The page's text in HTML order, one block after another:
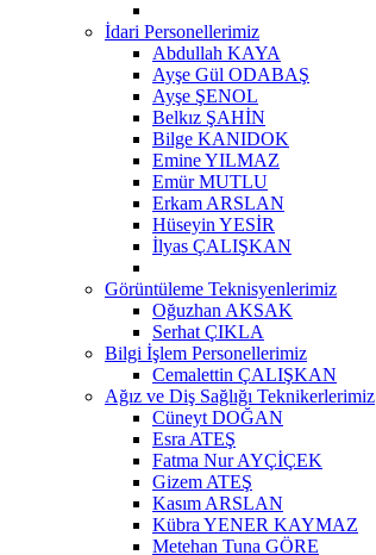
İdari Personellerimiz
Abdullah KAYA
Ayşe Gül ODABAŞ
Ayşe ŞENOL
Belkız ŞAHİN
Bilge KANIDOK
Emine YILMAZ
Emür MUTLU
Erkam ARSLAN
Hüseyin YESİR
İlyas ÇALIŞKAN
Görüntüleme Teknisyenlerimiz
Oğuzhan AKSAK
Serhat ÇIKLA
Bilgi İşlem Personellerimiz
Cemalettin ÇALIŞKAN
Ağız ve Diş Sağlığı Teknikerlerimiz
Cüneyt DOĞAN
Esra ATEŞ
Fatma Nur AYÇİÇEK
Gizem ATEŞ
Kasım ARSLAN
Kübra YENER KAYMAZ
Metehan Tuna GÖRE